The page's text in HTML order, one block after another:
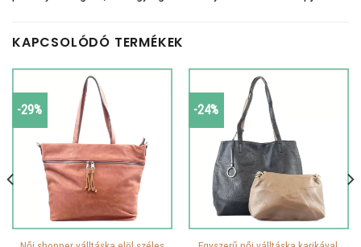
KAPCSOLÓDÓ TERMÉKEK
-29% -24%